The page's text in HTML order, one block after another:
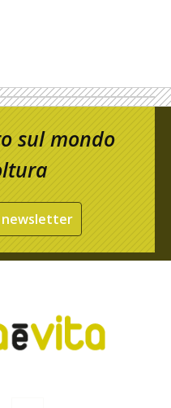
sul mondo
newsletter